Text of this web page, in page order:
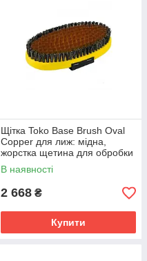
Щітка Toko Base Brush Oval
Copper для лиж: мідна,
жорстка щетина для обробки
ковзаючої поверхні.
В наявності
2 668 ₴
Купити